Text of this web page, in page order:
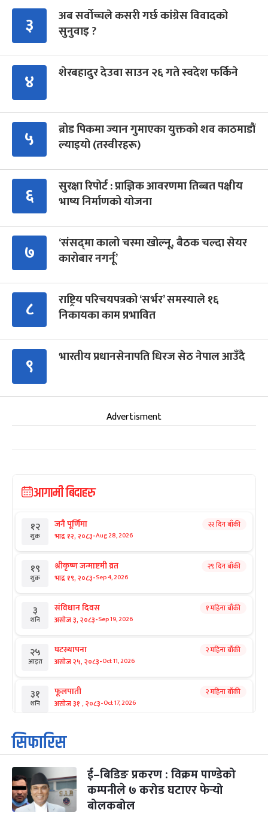
३
अब सर्वोच्चले कसरी गर्छ कांग्रेस विवादको
सुनुवाइ ?
४ शेरबहादुर देउवा साउन २६ गते स्वदेश फर्किने
५
ब्रोड पिकमा ज्यान गुमाएका युक्तको शव काठमाडौं
ल्याइयो (तस्वीरहरू)
६
सुरक्षा रिपोर्ट : प्राज्ञिक आवरणमा तिब्बत पक्षीय
भाष्य निर्माणको योजना
७
‘संसद्‍मा कालो चस्मा खोल्नू, बैठक चल्दा सेयर
कारोबार नगर्नू’
८
राष्ट्रिय परिचयपत्रको ‘सर्भर’ समस्याले १६
निकायका काम प्रभावित
९ भारतीय प्रधानसेनापति धिरज सेठ नेपाल आउँदै
Advertisment
आगामी बिदाहरु
१२
शुक्र
जनै पूर्णिमा
भाद्र १२, २०८३-Aug 28, 2026
२२ दिन बाँकी
१९
शुक्र
श्रीकृष्ण जन्माष्टमी व्रत
भाद्र १९, २०८३-Sep 4, 2026
२९ दिन बाँकी
३
शनि
संविधान दिवस
असोज ३, २०८३-Sep 19, 2026
१ महिना बाँकी
२५
आइत
घटस्थापना
असोज २५, २०८३-Oct 11, 2026
२ महिना बाँकी
३१
शनि
फूलपाती
असोज ३१ , २०८३-Oct 17, 2026
२ महिना बाँकी
१
आइत
कार्तिक सङ्क्रान्ति
कार्तिक १, २०८३
३
मंगल
महानवमी
कार्तिक ३, २०८३-Oct 20, 2026
२ महिना बाँकी
सिफारिस
ई–बिडिङ प्रकरण : विक्रम पाण्डेको
कम्पनीले ७ करोड घटाएर फेर्‍यो
बोलकबोल